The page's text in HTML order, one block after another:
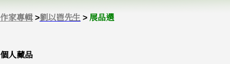
作家專輯 >劉以鬯先生 > 展品選
個人藏品